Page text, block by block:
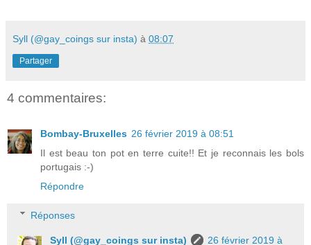
Syll (@gay_coings sur insta) à 08:07
Partager
4 commentaires:
Bombay-Bruxelles 26 février 2019 à 08:51
Il est beau ton pot en terre cuite!! Et je reconnais les bols
portugais :-)
Répondre
Réponses
Syll (@gay_coings sur insta)
26 février 2019 à